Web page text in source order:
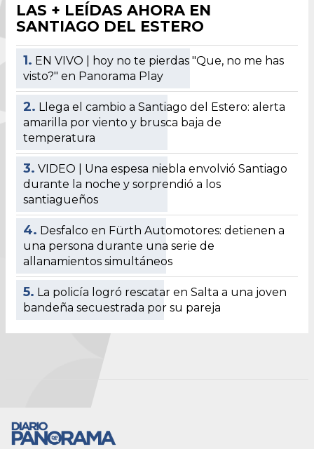
LAS + LEÍDAS AHORA EN
SANTIAGO DEL ESTERO
1. EN VIVO | hoy no te pierdas "Que, no me has
visto?" en Panorama Play
2. Llega el cambio a Santiago del Estero: alerta
amarilla por viento y brusca baja de
temperatura
3. VIDEO | Una espesa niebla envolvió Santiago
durante la noche y sorprendió a los
santiagueños
4. Desfalco en Fürth Automotores: detienen a
una persona durante una serie de
allanamientos simultáneos
5. La policía logró rescatar en Salta a una joven
bandeña secuestrada por su pareja